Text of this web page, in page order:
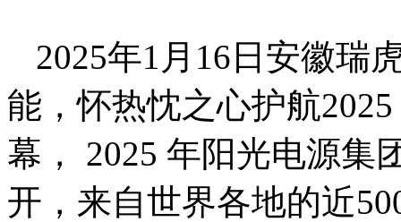
2025年1月16日安徽瑞
能，怀热忱之心护航
幕， 2025 年阳光电源集
开，来自世界各地的近